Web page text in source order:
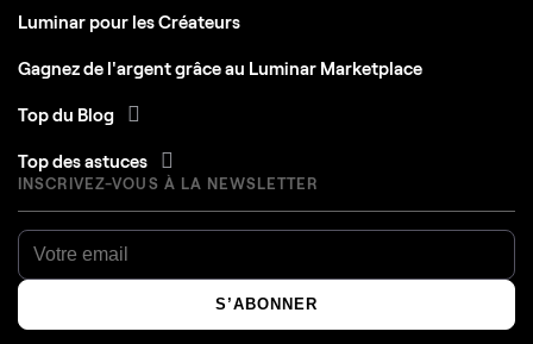
Luminar pour les Créateurs
Gagnez de l'argent grâce au Luminar Marketplace
Top du Blog
Top des astuces
INSCRIVEZ-VOUS À LA NEWSLETTER
S’ABONNER